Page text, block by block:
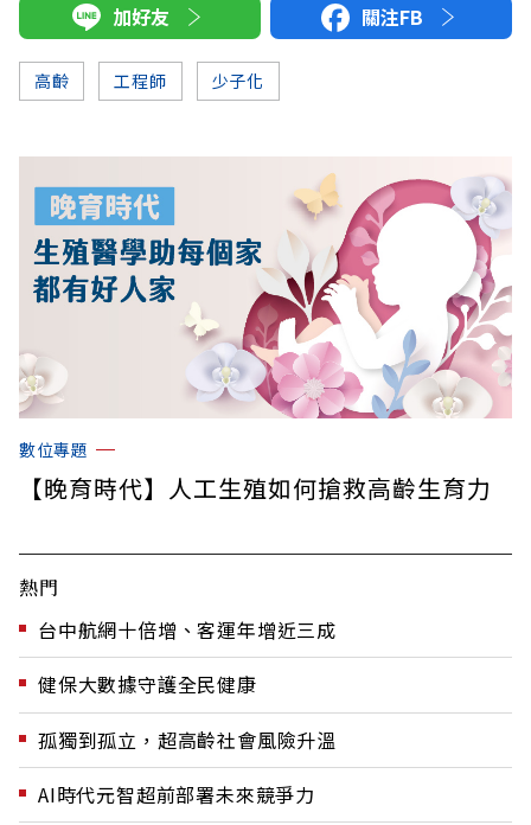
加好友 關注FB
高齡 工程師 少子化
數位專題
【晚育時代】人工生殖如何搶救高齡生育力
熱門
台中航網十倍增、客運年增近三成
健保大數據守護全民健康
孤獨到孤立，超高齡社會風險升溫
AI時代元智超前部署未來競爭力